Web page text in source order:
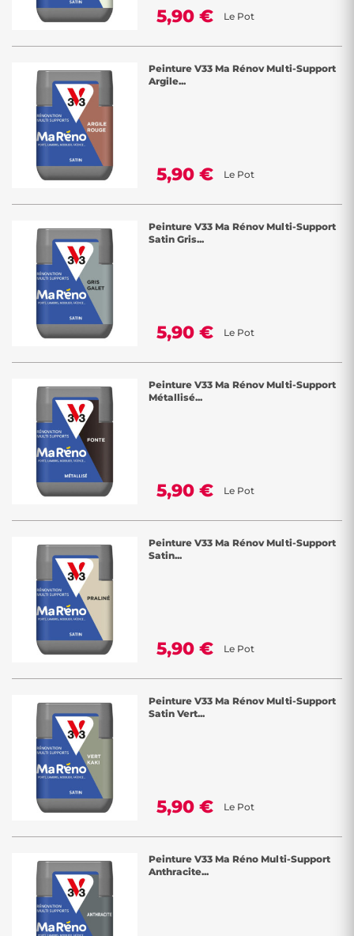
5,90 € Le Pot
Peinture V33 Ma Rénov Multi-Support
Argile...
5,90 € Le Pot
Peinture V33 Ma Rénov Multi-Support
Satin Gris...
5,90 € Le Pot
Peinture V33 Ma Rénov Multi-Support
Métallisé...
5,90 € Le Pot
Peinture V33 Ma Rénov Multi-Support
Satin...
5,90 € Le Pot
Peinture V33 Ma Rénov Multi-Support
Satin Vert...
5,90 € Le Pot
Peinture V33 Ma Réno Multi-Support
Anthracite...